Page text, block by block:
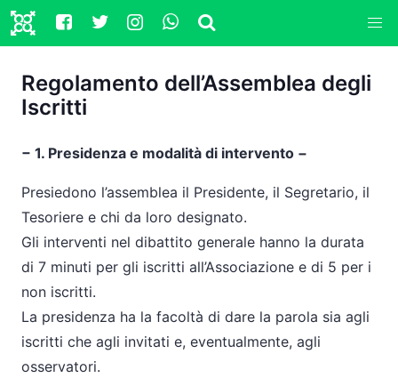
Regolamento dell’Assemblea degli
Iscritti
− 1. Presidenza e modalità di intervento −
Presiedono l’assemblea il Presidente, il Segretario, il
Tesoriere e chi da loro designato.
Gli interventi nel dibattito generale hanno la durata
di 7 minuti per gli iscritti all’Associazione e di 5 per i
non iscritti.
La presidenza ha la facoltà di dare la parola sia agli
iscritti che agli invitati e, eventualmente, agli
osservatori.